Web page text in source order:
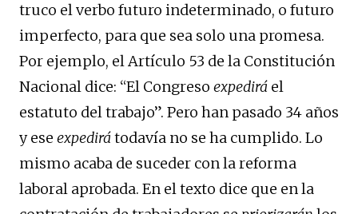
truco el verbo futuro indeterminado, o futuro
imperfecto, para que sea solo una promesa.
Por ejemplo, el Artículo 53 de la Constitución
Nacional dice: “El Congreso expedirá el
estatuto del trabajo”. Pero han pasado 34 años
y ese expedirátodavía no se ha cumplido. Lo
mismo acaba de suceder con la reforma
laboral aprobada. En el texto dice que en la